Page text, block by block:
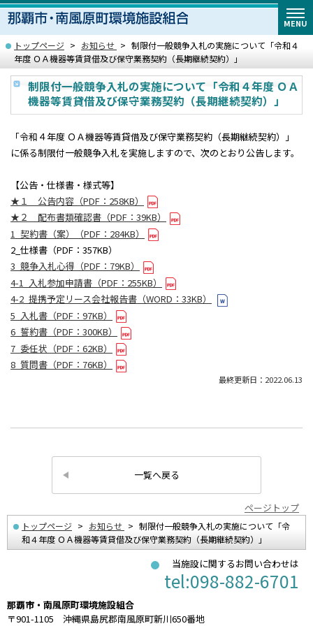
MENU
トップページ お知らせ
制限付一般競争入札の実施について「令和４
年度 ＯＡ機器等賃貸借及び保守業務契約（長期継続契約）」
制限付一般競争入札の実施について「令和４年度 ＯＡ
機器等賃貸借及び保守業務契約（長期継続契約）」
「令和４年度 ＯＡ機器等賃貸借及び保守業務契約（長期継続契約）」
に係る制限付一般競争入札を実施しますので、次のとおり公告します。
【公告・仕様書・様式等】
★１ 公告内容（PDF：258KB）
★２ 配布書類確認書（PDF：39KB）
1_契約書（案）（PDF：284KB）
2_仕様書（PDF：357KB）
3_競争入札心得（PDF：79KB）
4-1_入札参加申請書（PDF：255KB）
4-2_提携予定リース会社報告書（WORD：33KB）
5_入札書（PDF：97KB）
6_誓約書（PDF：300KB）
7_委任状（PDF：62KB）
8_質問書（PDF：76KB）
最終更新日：2022.06.13
一覧へ戻る
ページトップ
トップページ お知らせ
制限付一般競争入札の実施について「令
和４年度 ＯＡ機器等賃貸借及び保守業務契約（長期継続契約）」
当施設に関するお問い合わせは
tel:098-882-6701
那覇市・南風原町環境施設組合
〒901-1105 沖縄県島尻郡南風原町新川650番地